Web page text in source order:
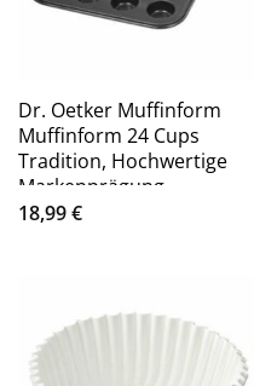
Dr. Oetker Muffinform
Muffinform 24 Cups
Tradition, Hochwertige
Markenprägung
18,99€